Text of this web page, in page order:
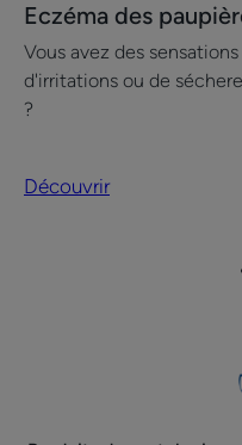
Eczéma
des
paupières
Eczéma des
Vous avez des
d'irritations ou de
?
Découvrir